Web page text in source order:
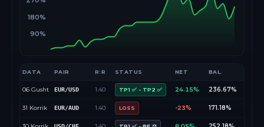
90%
180%
DATA PAIR R:R STATUS NET BAL.
06 Gusht EUR/USD 1.40 TP1 ✅ - TP2 ✅ 24.15% 236.67%
31 Korrik EUR/AUD 1.40 LOSS -23% 171.18%